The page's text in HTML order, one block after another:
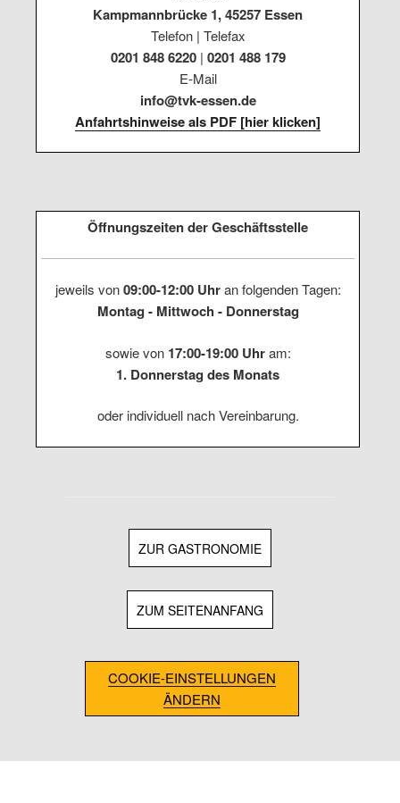
Kampmannbrücke 1, 45257 Essen
Telefon | Telefax
0201 848 6220 | 0201 488 179
E-Mail
info@tvk-essen.de
Anfahrtshinweise als PDF [hier klicken]
Öffnungszeiten der Geschäftsstelle
jeweils von09:00-12:00 Uhran folgenden Tagen:
Montag - Mittwoch - Donnerstag
sowie von 17:00-19:00 Uhram:
1. Donnerstag des Monats
oder individuell nach Vereinbarung.
ZUR GASTRONOMIE
ZUM SEITENANFANG
COOKIE-EINSTELLUNGEN
ÄNDERN